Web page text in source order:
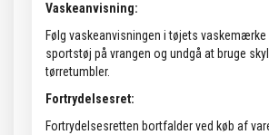
Vaskeanvisning:
Følg vaskeanvisningen i tøjets vaskemærke
sportstøj på vrangen og undgå at bruge
tørretumbler.
Fortrydelsesret:
Fortrydelsesretten bortfalder ved køb af